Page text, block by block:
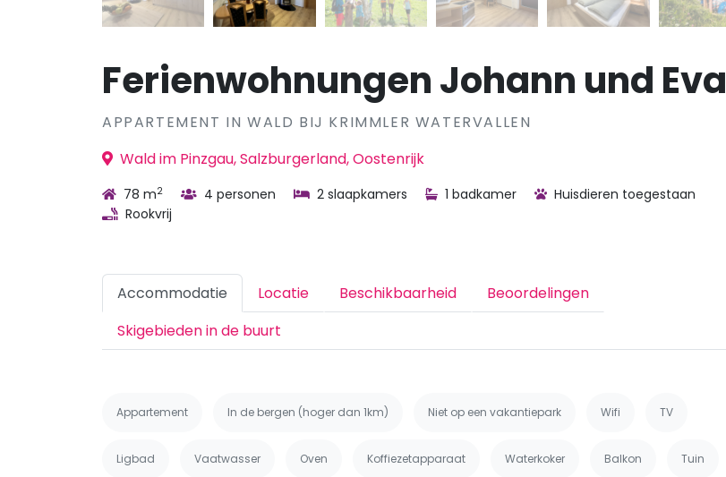
Ferienwohnungen Johann und Eva
APPARTEMENT IN WALD BIJ KRIMMLER WATERVALLEN
Wald im Pinzgau, Salzburgerland, Oostenrijk
78 m2 4 personen 2 slaapkamers 1 badkamer
Huisdieren toegestaan
Rookvrij
Accommodatie Locatie Beschikbaarheid
Beoordelingen
Skigebieden in de buurt
Appartement In de bergen (hoger dan 1km) Niet op een vakantiepark Wifi TV
Ligbad Vaatwasser Oven Koffiezetapparaat Waterkoker Balkon Tuin